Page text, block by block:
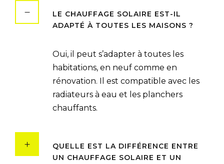
LE CHAUFFAGE SOLAIRE EST-IL
ADAPTÉ À TOUTES LES MAISONS ?
Oui, il peut s’adapter à toutes les
habitations, en neuf comme en
rénovation. Il est compatible avec les
radiateurs à eau et les planchers
chauffants.
QUELLE EST LA DIFFÉRENCE ENTRE
UN CHAUFFAGE SOLAIRE ET UN